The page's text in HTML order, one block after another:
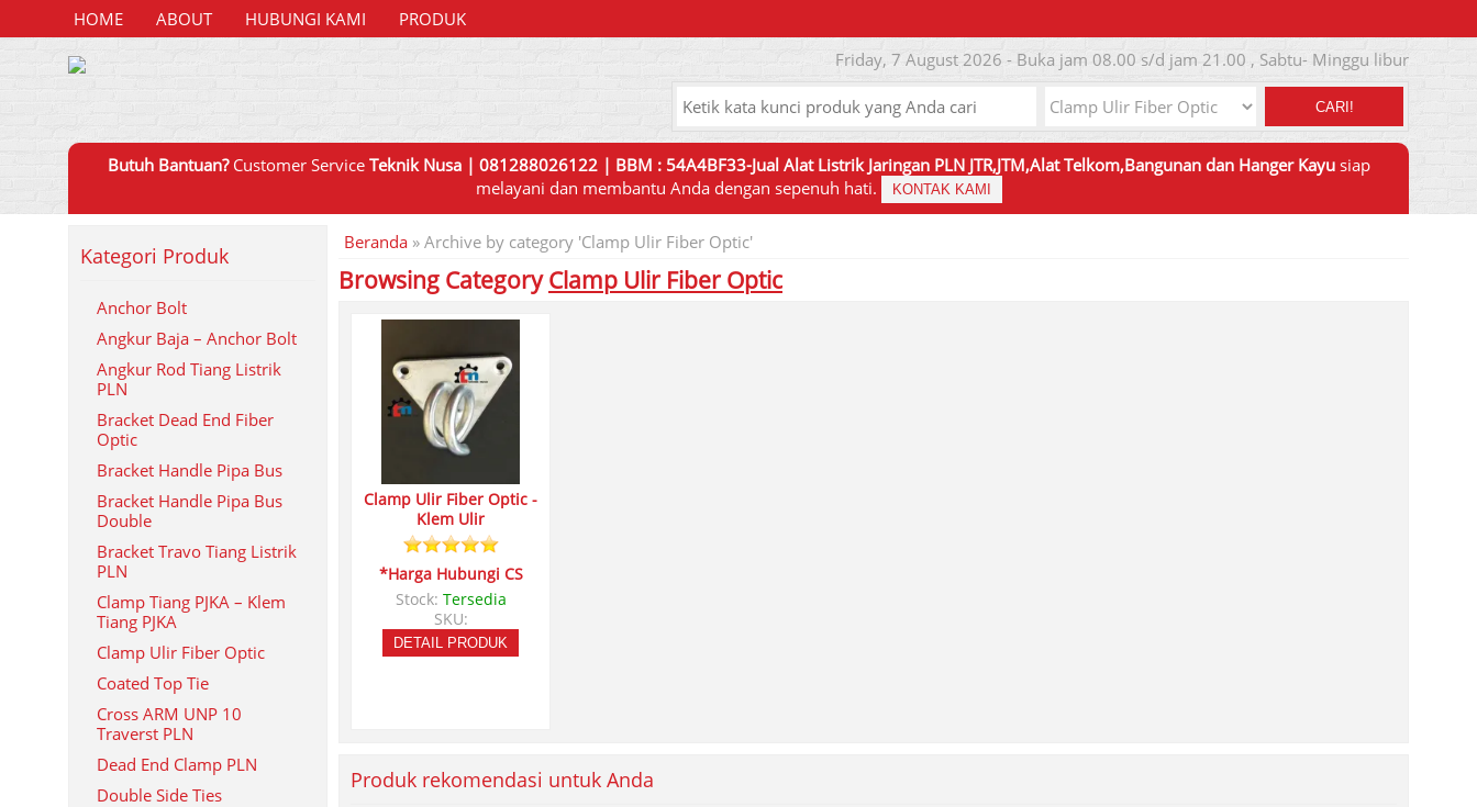
HOME ABOUT HUBUNGI KAMI
PRODUK
Friday, 7 August 2026 - Buka jam 08.00 s/d jam 21.00 , Sabtu- Minggu libur
CARI!
Butuh Bantuan?Customer Service Teknik Nusa | 081288026122 | BBM : 54A4BF33-Jual Alat Listrik Jaringan PLN JTR,JTM,Alat Telkom,Bangunan dan Hanger Kayusiap
melayani dan membantu Anda dengan sepenuh hati.
KONTAK KAMI
Beranda » Archive by category 'Clamp Ulir Fiber Optic'
Browsing CategoryClamp Ulir Fiber Optic
Clamp Ulir Fiber Optic -
Klem Ulir
*Harga Hubungi CS
Stock: Tersedia
SKU:
DETAIL PRODUK
Produk rekomendasi untuk Anda
Kategori Produk
Anchor Bolt
Angkur Baja – Anchor Bolt
Angkur Rod Tiang Listrik
PLN
Bracket Dead End Fiber
Optic
Bracket Handle Pipa Bus
Bracket Handle Pipa Bus
Double
Bracket Travo Tiang Listrik
PLN
Clamp Tiang PJKA – Klem
Tiang PJKA
Clamp Ulir Fiber Optic
Coated Top Tie
Cross ARM UNP 10
Traverst PLN
Dead End Clamp PLN
Double Side Ties